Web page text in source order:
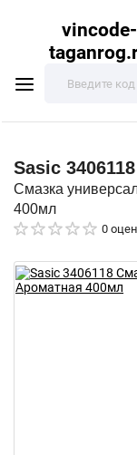
vincode-
Sasic 3406118
Смазка
400мл
0